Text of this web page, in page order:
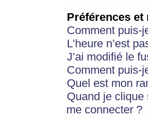
Préférences et
Comment puis-
L’heure n’est
J’ai modifié le
Comment puis-
Quel est mon
Quand je clique
me connecter ?